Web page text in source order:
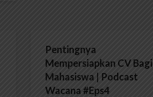
Pentingnya
Mempersiapkan CV Bagi
Mahasiswa | Podcast
Wacana #Eps4